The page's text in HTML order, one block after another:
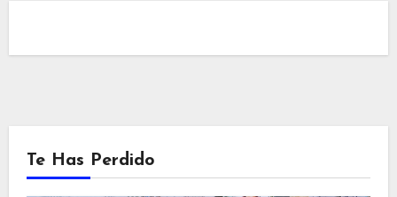
Te Has Perdido